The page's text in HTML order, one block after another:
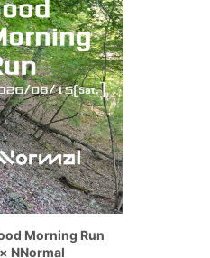
Morning Run
NNormal